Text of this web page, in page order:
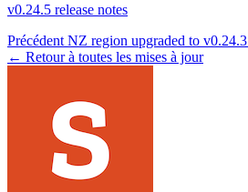
v0.24.5 release notes
Précédent NZ region upgraded to v0.24.3
← Retour à toutes les mises à jour